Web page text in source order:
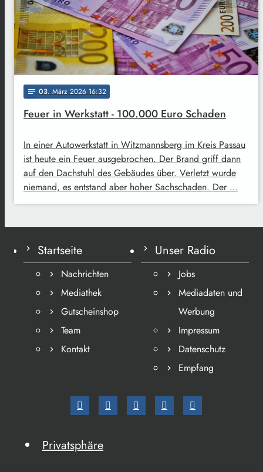
notes 03. März 2026 16:32
Feuer in Werkstatt - 100.000 Euro Schaden
In einer Autowerkstatt in Witzmannsberg im Kreis Passau
ist heute ein Feuer ausgebrochen. Der Brand griff dann
auf den Dachstuhl des Gebäudes über. Verletzt wurde
niemand, es entstand aber hoher Sachschaden. Der …
Startseite
Nachrichten
Mediathek
Gutscheinshop
Team
Kontakt
Unser Radio
Jobs
Mediadaten und
Werbung
Impressum
Datenschutz
Empfang
Privatsphäre